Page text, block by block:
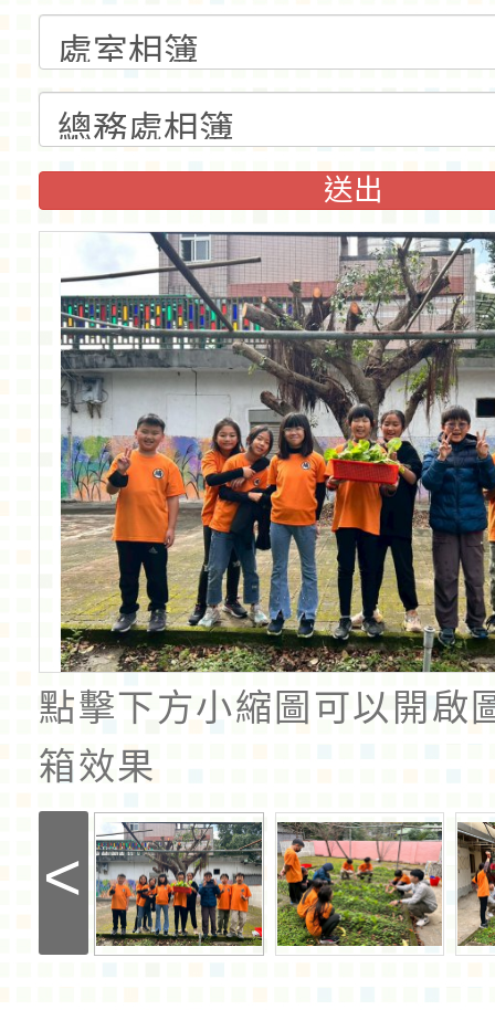
送出
點擊下方小縮圖可以開啟
箱效果
<